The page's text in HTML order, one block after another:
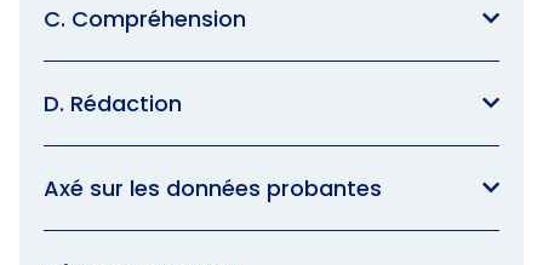
C. Compréhension
D. Rédaction
Axé sur les données probantes